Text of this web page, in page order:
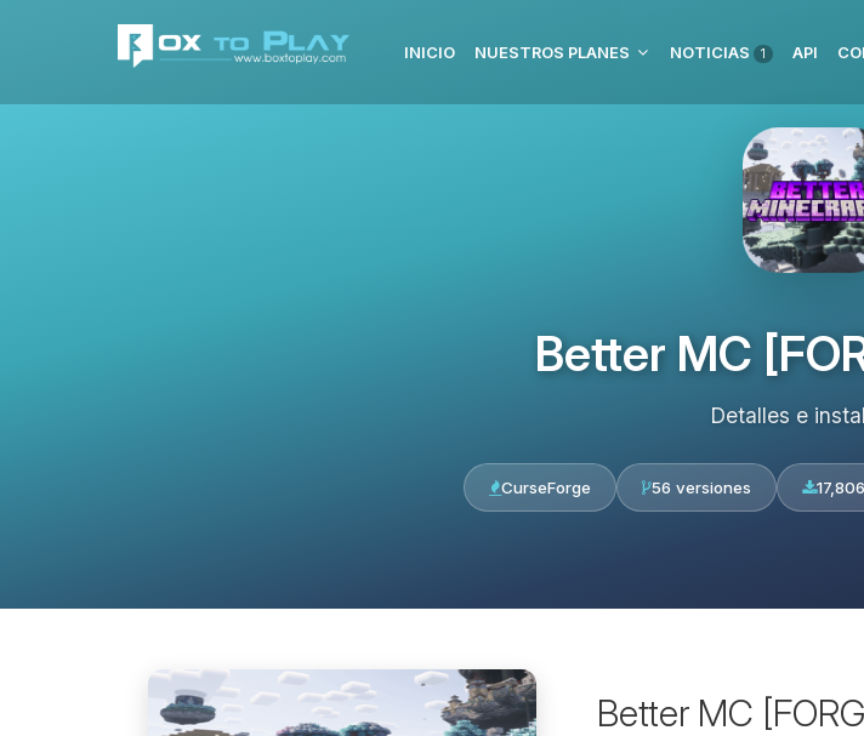
INICIO NUESTROS PLANES NOTICIAS 1 API
Better MC
Detalles e
CurseForge 56 versiones
Better MC